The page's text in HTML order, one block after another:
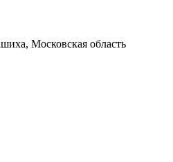
Московская область